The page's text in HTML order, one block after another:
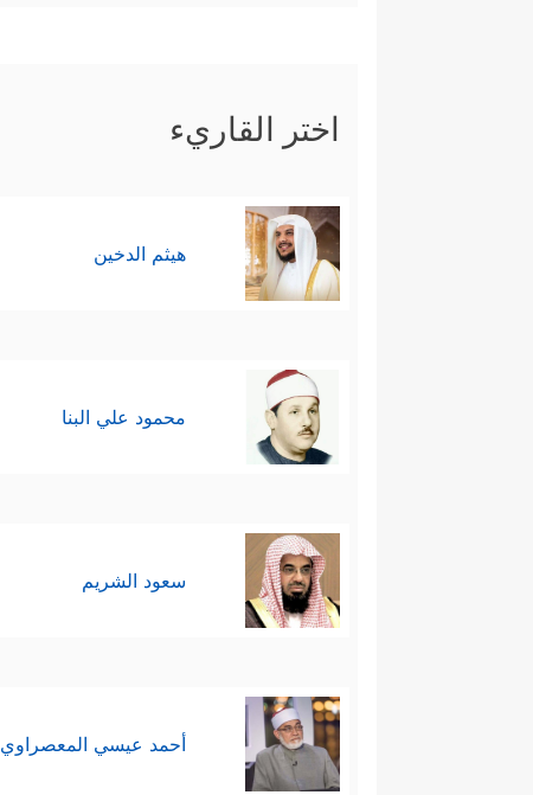
اختر القاريء
هيثم الدخين
محمود علي البنا
سعود الشريم
أحمد عيسي المعصراوي